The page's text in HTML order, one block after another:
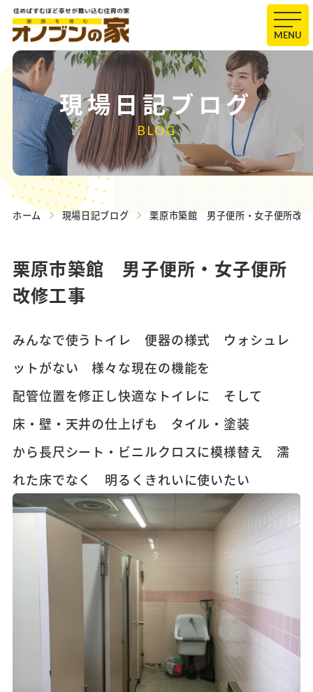
MENU
現場日記ブログ
BLOG
ホーム 現場日記ブログ 栗原市築館 男子便所・女子便所改
栗原市築館 男子便所・女子便所
改修工事
みんなで使うトイレ 便器の様式 ウォシュレ
ットがない 様々な現在の機能を
配管位置を修正し快適なトイレに そして
床・壁・天井の仕上げも タイル・塗装
から長尺シート・ビニルクロスに模様替え 濡
れた床でなく 明るくきれいに使いたい